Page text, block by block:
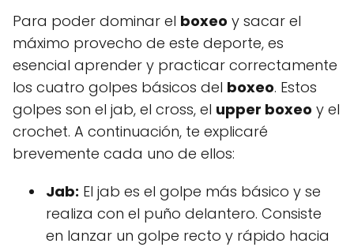
Para poder dominar el boxeo y sacar el
máximo provecho de este deporte, es
esencial aprender y practicar correctamente
los cuatro golpes básicos del boxeo. Estos
golpes son el jab, el cross, el upper boxeo y el
crochet. A continuación, te explicaré
brevemente cada uno de ellos:
Jab: El jab es el golpe más básico y se
realiza con el puño delantero. Consiste
en lanzar un golpe recto y rápido hacia